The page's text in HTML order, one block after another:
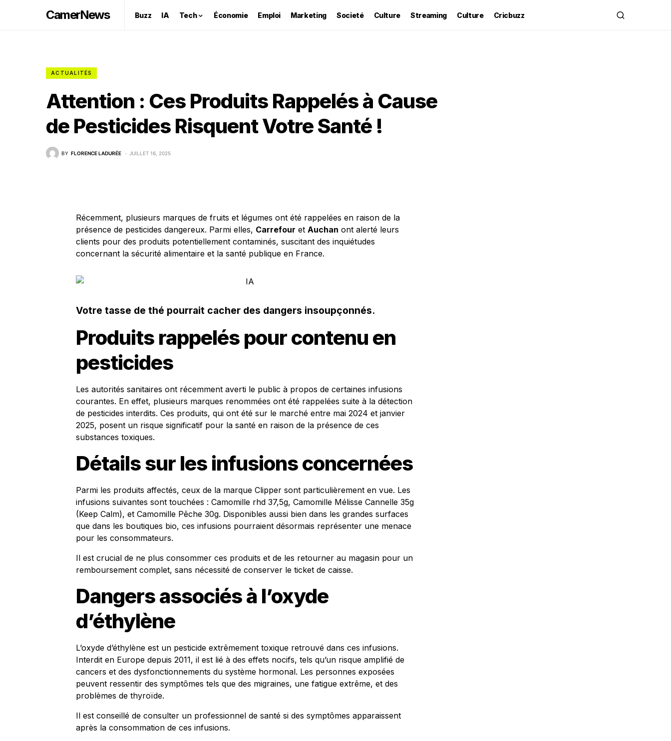
CamerNews Buzz IA Tech Économie Emploi Marketing Societé Culture Streaming Culture Cricbuzz
ACTUALITÉS
Attention : Ces Produits Rappelés à Cause
de Pesticides Risquent Votre Santé !
BY FLORENCE LADURÉE JUILLET 16, 2025
Récemment, plusieurs marques de fruits et légumes ont été rappelées en raison de la
présence de pesticides dangereux. Parmi elles, Carrefour et Auchan ont alerté leurs
clients pour des produits potentiellement contaminés, suscitant des inquiétudes
concernant la sécurité alimentaire et la santé publique en France.
Votre tasse de thé pourrait cacher des dangers insoupçonnés.
Produits rappelés pour contenu en
pesticides
Les autorités sanitaires ont récemment averti le public à propos de certaines infusions
courantes. En effet, plusieurs marques renommées ont été rappelées suite à la détection
de pesticides interdits. Ces produits, qui ont été sur le marché entre mai 2024 et janvier
2025, posent un risque significatif pour la santé en raison de la présence de ces
substances toxiques.
Détails sur les infusions concernées
Parmi les produits affectés, ceux de la marque Clipper sont particulièrement en vue. Les
infusions suivantes sont touchées : Camomille rhd 37,5g, Camomille Mélisse Cannelle 35g
(Keep Calm), et Camomille Pêche 30g. Disponibles aussi bien dans les grandes surfaces
que dans les boutiques bio, ces infusions pourraient désormais représenter une menace
pour les consommateurs.
Il est crucial de ne plus consommer ces produits et de les retourner au magasin pour un
remboursement complet, sans nécessité de conserver le ticket de caisse.
Dangers associés à l’oxyde
d’éthylène
L’oxyde d’éthylène est un pesticide extrêmement toxique retrouvé dans ces infusions.
Interdit en Europe depuis 2011, il est lié à des effets nocifs, tels qu’un risque amplifié de
cancers et des dysfonctionnements du système hormonal. Les personnes exposées
peuvent ressentir des symptômes tels que des migraines, une fatigue extrême, et des
problèmes de thyroïde.
Il est conseillé de consulter un professionnel de santé si des symptômes apparaissent
après la consommation de ces infusions.